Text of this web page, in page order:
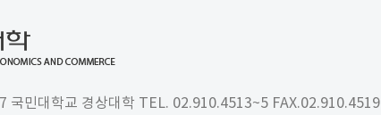
국민대학교 경상대학 TEL. 02.910.4513~5 FAX.02.910.4519